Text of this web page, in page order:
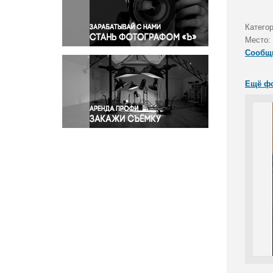
Правосудие
Происшествия и конфликты
Религия
Светская жизнь
Спорт
Экология
Экономика и бизнес
Место:
Ещё